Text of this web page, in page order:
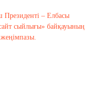
Президенті – Елбасы
сыйлығы» байқауының